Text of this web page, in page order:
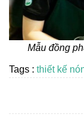
Mẫu đồng
Tags : thiết kế